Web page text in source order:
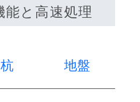
と高速処理
杭 地盤